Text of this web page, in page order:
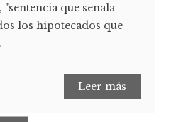
que señala
los hipotecados que
Leer más